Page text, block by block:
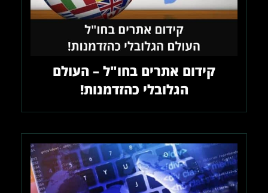
קידום אתרים בחו"ל – העולם
הגלובלי כהזדמנות!